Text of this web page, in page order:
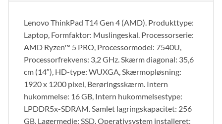
Lenovo ThinkPad T14 Gen 4 (AMD). Produkttype:
Laptop, Formfaktor: Muslingeskal. Processorserie:
AMD Ryzen™ 5 PRO, Processormodel: 7540U,
Processorfrekvens: 3,2 GHz. Skærm diagonal: 35,6
cm (14″), HD-type: WUXGA, Skærmopløsning:
1920 x 1200 pixel, Berøringsskærm. Intern
hukommelse: 16 GB, Intern hukommelsestype:
LPDDR5x-SDRAM. Samlet lagringskapacitet: 256
GB, Lagermedie: SSD. Operativsystem installeret: